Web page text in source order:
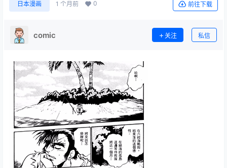
日本漫画 1 个月前 0 前往下载
comic 关注 私信